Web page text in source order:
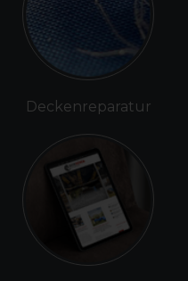
Deckenreparatur